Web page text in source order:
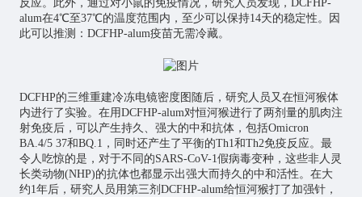
反应。此外，通过对小鼠的免疫情况，研究人员发现，DCFHP-
alum在4℃至37℃的温度范围内，至少可以保持14天的稳定性。因
此可以推测：DCFHP-alum疫苗无需冷藏。
DCFHP的三维重建冷冻电镜密度图随后，研究人员又在恒河猴体
内进行了实验。在用DCFHP-alum对恒河猴进行了两剂量的肌肉注
射免疫后，可以产生持久、强大的中和抗体，包括Omicron
BA.4/5 37和BQ.1，同时还产生了平衡的Th1和Th2免疫反应。最
令人吃惊的是，对于不同的SARS-CoV-1假病毒变种，这些非人灵
长类动物(NHP)的抗体也都显示出强大而持久的中和活性。在大
约1年后，研究人员用第三剂DCFHP-alum给恒河猴打了加强针，